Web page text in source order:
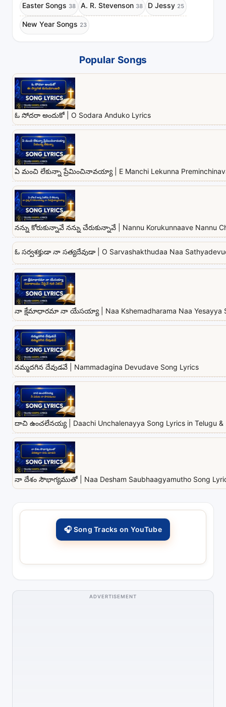
Easter Songs 38 A. R. Stevenson 38 D Jessy 25
New Year Songs 23
Popular Songs
ఓ సోదరా అందుకో | O Sodara Anduko Lyrics
ఏ మంచి లేకున్నా ప్రేమించినావయ్యా | E Manchi Lekunna
నన్ను కోరుకున్నావే నన్ను చేరుకున్నావే | Nannu Korukunnaave Nannu
ఓ సర్వశక్తుడా నా సత్యదేవుడా | O Sarvashakthudaa Naa
నా క్షేమాధారమా నా యేసయ్యా | Naa Kshemadharama Naa Yesayya
నమ్మదగిన దేవుడవే | Nammadagina Devudave Song Lyrics
దాచి ఉంచలేనయ్య | Daachi Unchalenayya Song Lyrics in Telugu &
నా దేశం సౌభాగ్యముతో | Naa Desham Saubhaagyamutho Song
🎧 Song Tracks on YouTube
ADVERTISEMENT